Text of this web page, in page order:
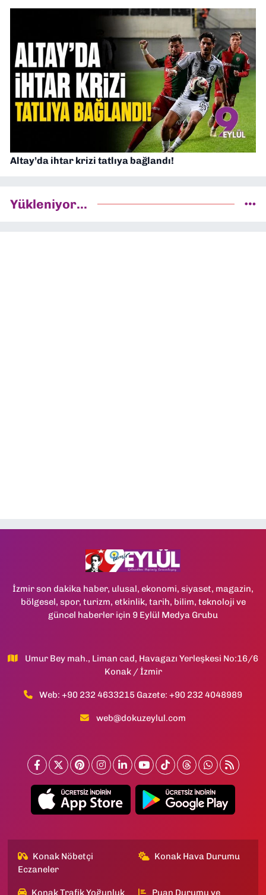
Altay’da ihtar krizi tatlıya bağlandı!
Yükleniyor...
İzmir son dakika haber, ulusal, ekonomi, siyaset, magazin,
bölgesel, spor, turizm, etkinlik, tarih, bilim, teknoloji ve
güncel haberler için 9 Eylül Medya Grubu
Umur Bey mah., Liman cad, Havagazı Yerleşkesi No:16/6
Konak / İzmir
Web: +90 232 4633215 Gazete: +90 232 4048989
web@dokuzeylul.com
Konak Nöbetçi
Eczaneler
Konak Hava Durumu
Konak Trafik Yoğunluk Puan Durumu ve